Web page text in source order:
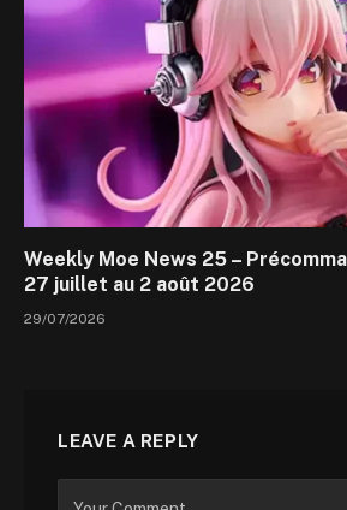
Weekly Moe News 25 –
27 juillet au 2 août 2026
29/07/2026
LEAVE A REPLY